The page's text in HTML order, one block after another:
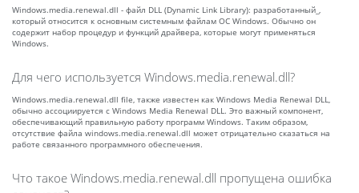
Windows.media.renewal.dll - файл DLL (Dynamic Link Library): разработанный_,
который относится к основным системным файлам ОС Windows. Обычно он
содержит набор процедур и функций драйвера, которые могут применяться
Windows.
Для чего используется Windows.media.renewal.dll?
Windows.media.renewal.dll file, также известен как Windows Media Renewal DLL,
обычно ассоциируется с Windows Media Renewal DLL. Это важный компонент,
обеспечивающий правильную работу программ Windows. Таким образом,
отсутствие файла windows.media.renewal.dll может отрицательно сказаться на
работе связанного программного обеспечения.
Что такое Windows.media.renewal.dll пропущена ошибка